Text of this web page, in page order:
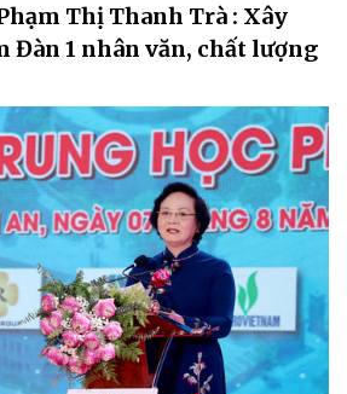
Thị Thanh Trà : Xây
Đàn 1 nhân văn, chất lượng